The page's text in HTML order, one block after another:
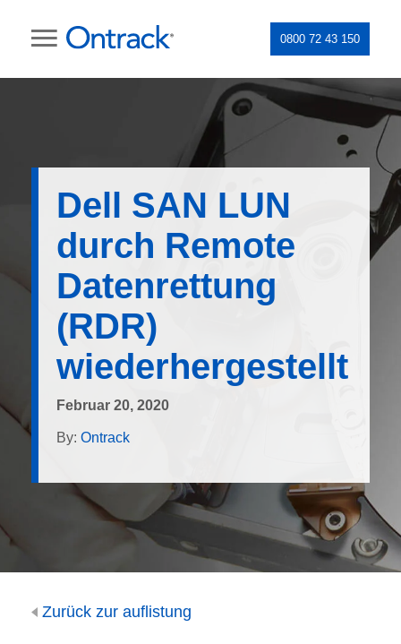
0800 72 43 150
Dell SAN LUN
durch Remote
Datenrettung
(RDR)
wiederhergestellt
Februar 20, 2020
By: Ontrack
Zurück zur auflistung